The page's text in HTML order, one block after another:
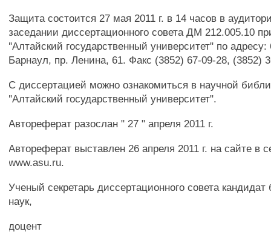
Защита состоится 27 мая 2011 г. в 14 часов в
заседании диссертационного совета ДМ 212.005.10
"Алтайский государственный университет" по адресу:
Барнаул, пр. Ленина, 61. Факс (3852) 67-09-28, (3852)
С диссертацией можно ознакомиться в научной
"Алтайский государственный университет".
Автореферат разослан " 27 " апреля 2011 г.
Автореферат выставлен 26 апреля 2011 г. на сайте в
www.asu.ru.
Ученый секретарь диссертационного совета кандидат
наук,
доцент